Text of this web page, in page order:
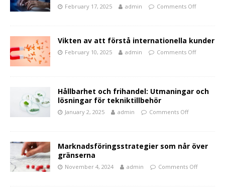
February 17, 2025 admin Comments Off
Vikten av att förstå internationella kunder
February 10, 2025 admin Comments Off
Hållbarhet och frihandel: Utmaningar och
lösningar för tekniktillbehör
January 2, 2025 admin Comments Off
Marknadsföringsstrategier som når över
gränserna
November 4, 2024 admin Comments Off